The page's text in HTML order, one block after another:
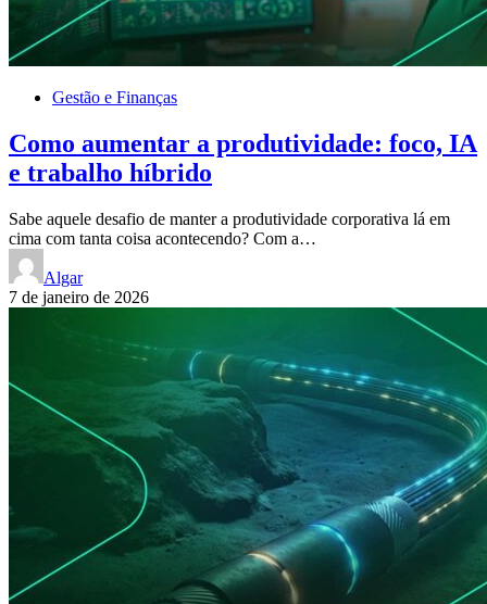
Gestão e Finanças
Como aumentar a produtividade: foco, IA
e trabalho híbrido
Sabe aquele desafio de manter a produtividade corporativa lá em
cima com tanta coisa acontecendo? Com a…
Algar
7 de janeiro de 2026